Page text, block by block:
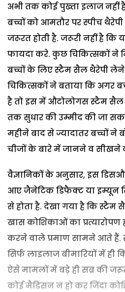
अभी तक कोई पुख्ता इलाज नहीं
बच्चों को आमतौर पर स्पीच थैरेपी
जरूरत होती है. जरूरी नहीं है कि
फायदा करे. कुछ चिकित्सकों ने
बच्चों के लिए स्टैम सैल थैरेपी लेने
चिकित्सकों ने बताया कि अगर
है तो इस में औटोलोगस स्टैम सैल
तक सुधार की उम्मीद की जा
महीने बाद से ज्यादातर बच्चों ने
चीजों के बारे में जानने व सीखने
वैज्ञानिकों के अनुसार, इस
आए जैनेटिक डिफैक्ट या इम्यून
से होता है. देखा गया है कि स्टैम
खास कोशिकाओं का प्रत्यारोपण
करने वाले प्रमाण सामने आते हैं.
सिर्फ लाइलाज बीमारियों में ही
ऐसे मामलों में बड़े ही सब्र की
कोई मैडिसन न हो कर जिंदा